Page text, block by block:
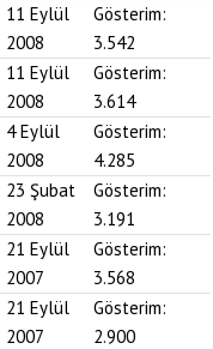
11 Eylül
2008
Gösterim:
3.542
11 Eylül
2008
Gösterim:
3.614
4 Eylül
2008
Gösterim:
4.285
23 Şubat
2008
Gösterim:
3.191
21 Eylül
2007
Gösterim:
3.568
21 Eylül
2007
Gösterim:
2.900